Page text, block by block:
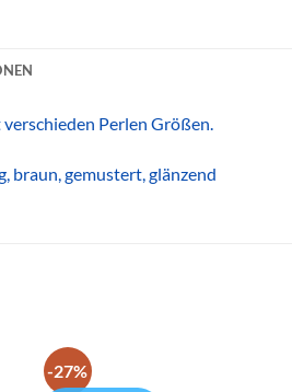
Perlen Größen.
braun, gemustert, glänzend
-27%